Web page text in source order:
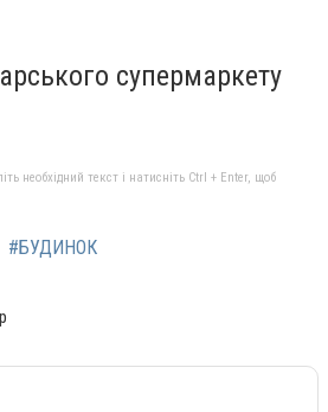
супермаркету
необхідний текст і натисніть Ctrl + Enter, щоб
#БУДИНОК